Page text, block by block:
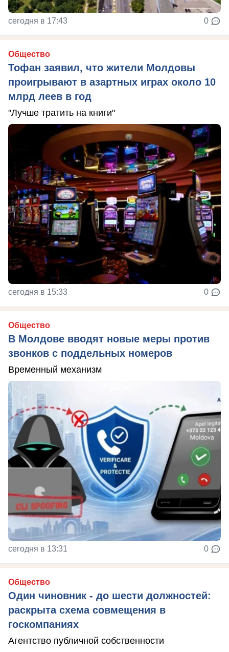
сегодня в 17:43 0
Общество
Тофан заявил, что жители Молдовы
проигрывают в азартных играх около 10
млрд леев в год
"Лучше тратить на книги"
сегодня в 15:33 0
Общество
В Молдове вводят новые меры против
звонков с поддельных номеров
Временный механизм
сегодня в 13:31 0
Общество
Один чиновник - до шести должностей:
раскрыта схема совмещения в
госкомпаниях
Агентство публичной собственности